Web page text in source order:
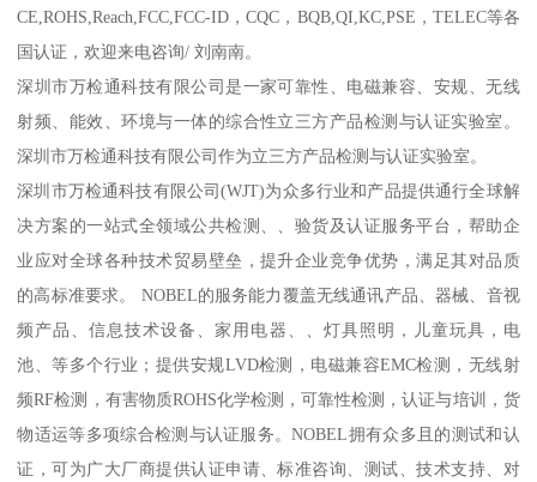
CE,ROHS,Reach,FCC,FCC-ID，CQC，BQB,QI,KC,PSE，TELEC等各
国认证，欢迎来电咨询/ 刘南南。
深圳市万检通科技有限公司是一家可靠性、电磁兼容、安规、无线
射频、能效、环境与一体的综合性立三方产品检测与认证实验室。
深圳市万检通科技有限公司作为立三方产品检测与认证实验室。
深圳市万检通科技有限公司(WJT)为众多行业和产品提供通行全球解
决方案的一站式全领域公共检测、、验货及认证服务平台，帮助企
业应对全球各种技术贸易壁垒，提升企业竞争优势，满足其对品质
的高标准要求。 NOBEL的服务能力覆盖无线通讯产品、器械、音视
频产品、信息技术设备、家用电器、、灯具照明，儿童玩具，电
池、等多个行业；提供安规LVD检测，电磁兼容EMC检测，无线射
频RF检测，有害物质ROHS化学检测，可靠性检测，认证与培训，货
物适运等多项综合检测与认证服务。NOBEL拥有众多且的测试和认
证，可为广大厂商提供认证申请、标准咨询、测试、技术支持、对